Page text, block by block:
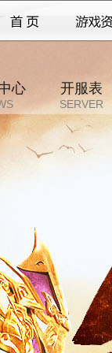
心 开服表
SERVER